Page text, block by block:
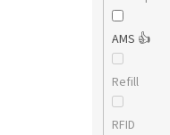
AMS 👍
Refill
RFID